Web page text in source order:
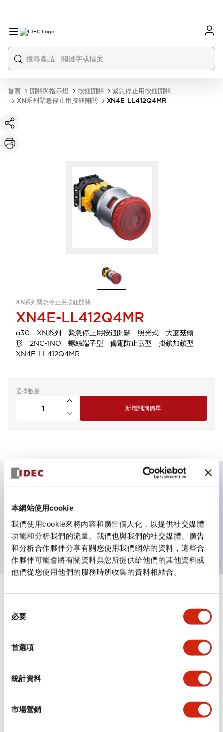
本網站使用cookie
我們使用cookie來將內容和廣告個人化，以提供社交媒體
功能和分析我們的流量。我們也與我們的社交媒體、廣告
和分析合作夥伴分享有關您使用我們網站的資料，這些合
作夥伴可能會將有關資料與您所提供給他們的其他資料或
他們從您使用他們的服務時所收集的資料相結合。
必要
首選項
統計資料
市場營銷
首頁 開關與指示燈 按鈕開關
緊急停止用按鈕開關
XN系列緊急停止用按鈕開關
XN4E-LL412Q4MR
XN系列緊急停止用按鈕開關
XN4E-LL412Q4MR
φ30 XN系列 緊急停止用按鈕開關 照光式 大蘑菇頭
形 2NC-1NO 螺絲端子型 觸電防止蓋型 掛鎖加鎖型
XN4E-LL412Q4MR
選擇數量
新增到詢價單
非照明鎖定式 φ44 蘑菇頭，1常開-2常閉接點，螺絲端
子附端子蓋，深紅色
審美規範
環境規範
機械規格